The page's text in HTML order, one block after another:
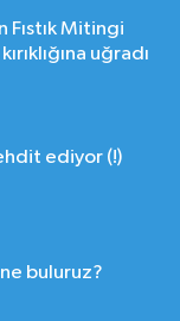
Mitingi
uğradı
ediyor (!)
buluruz?